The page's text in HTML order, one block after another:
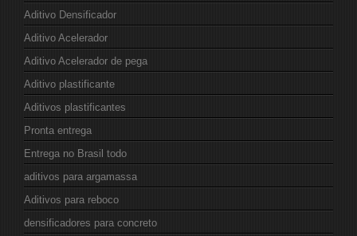
Aditivo Densificador
Aditivo Acelerador
Aditivo Acelerador de pega
Aditivo plastificante
Aditivos plastificantes
Pronta entrega
Entrega no Brasil todo
aditivos para argamassa
Aditivos para reboco
densificadores para concreto